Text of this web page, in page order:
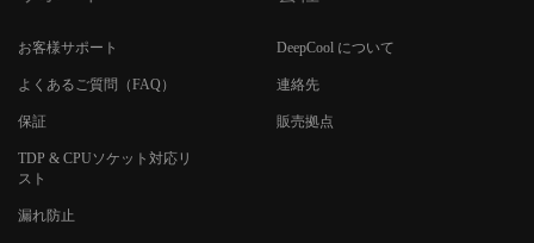
お客様サポート
よくあるご質問（FAQ）
保証
TDP & CPUソケット対応リ
スト
漏れ防止
DeepCool について
連絡先
販売拠点